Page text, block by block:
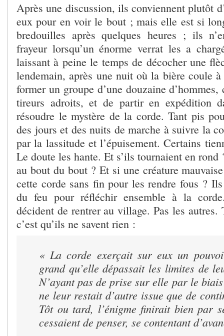
Après une discussion, ils conviennent plutôt
eux pour en voir le bout ; mais elle est si
bredouilles après quelques heures ; ils
frayeur lorsqu’un énorme verrat les a
laissant à peine le temps de décocher une
lendemain, après une nuit où la bière coule
former un groupe d’une douzaine d’hommes,
tireurs adroits, et de partir en expédition
résoudre le mystère de la corde. Tant pis
des jours et des nuits de marche à suivre la
par la lassitude et l’épuisement. Certains
Le doute les hante. Et s’ils tournaient en rond
au bout du bout ? Et si une créature
cette corde sans fin pour les rendre fous ?
du feu pour réfléchir ensemble à la
décident de rentrer au village. Pas les autres.
c’est qu’ils ne savent rien :
« La corde exerçait sur eux un
grand qu’elle dépassait les limites de
N’ayant pas de prise sur elle par le
ne leur restait d’autre issue que de
Tôt ou tard, l’énigme finirait bien par
cessaient de penser, se contentant